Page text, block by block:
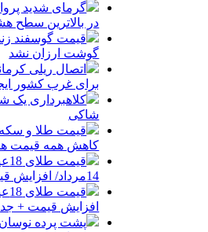
گرمای شدید
در بالاترین سطح
گوشت ارزان نشد
اتصال ریلی
برای غرب کشور
شاکی
کاهش همه قیمت
14مرداد/ افزایش قیمت + جدول
افزایش قیمت +